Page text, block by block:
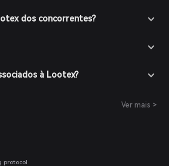
dos concorrentes?
à Lootex?
Ver mais >
protocol